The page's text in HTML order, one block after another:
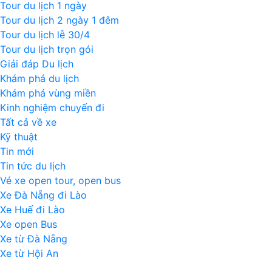
Tour du lịch 1 ngày
Tour du lịch 2 ngày 1 đêm
Tour du lịch lễ 30/4
Tour du lịch trọn gói
Giải đáp Du lịch
Khám phá du lịch
Khám phá vùng miền
Kinh nghiệm chuyến đi
Tất cả về xe
Kỹ thuật
Tin mới
Tin tức du lịch
Vé xe open tour, open bus
Xe Đà Nẵng đi Lào
Xe Huế đi Lào
Xe open Bus
Xe từ Đà Nẵng
Xe từ Hội An